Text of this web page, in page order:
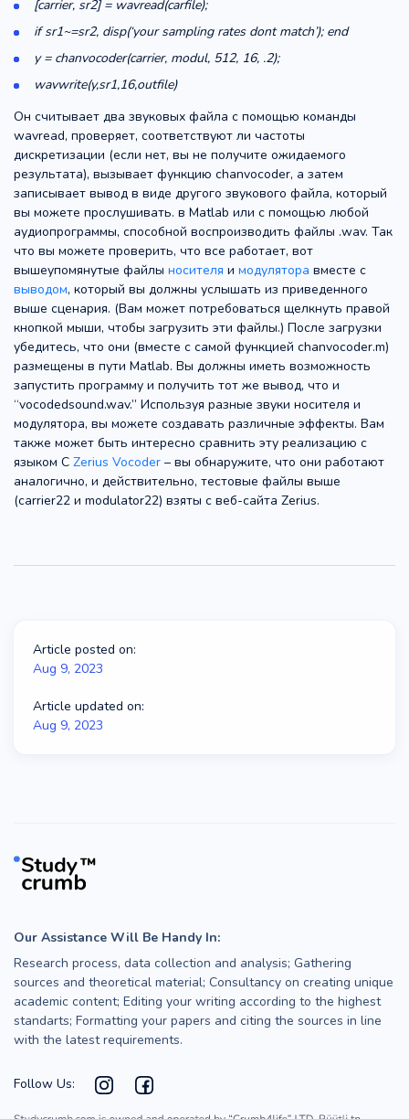
[carrier, sr2] = wavread(carfile);
if sr1~=sr2, disp(‘your sampling rates dont match’); end
y = chanvocoder(carrier, modul, 512, 16, .2);
wavwrite(y,sr1,16,outfile)
Он считывает два звуковых файла с помощью команды
wavread, проверяет, соответствуют ли частоты
дискретизации (если нет, вы не получите ожидаемого
результата), вызывает функцию chanvocoder, а затем
записывает вывод в виде другого звукового файла, который
вы можете прослушивать. в Matlab или с помощью любой
аудиопрограммы, способной воспроизводить файлы .wav. Так
что вы можете проверить, что все работает, вот
вышеупомянутые файлы носителя и модулятора вместе с
выводом, который вы должны услышать из приведенного
выше сценария. (Вам может потребоваться щелкнуть правой
кнопкой мыши, чтобы загрузить эти файлы.) После загрузки
убедитесь, что они (вместе с самой функцией chanvocoder.m)
размещены в пути Matlab. Вы должны иметь возможность
запустить программу и получить тот же вывод, что и
“vocodedsound.wav.” Используя разные звуки носителя и
модулятора, вы можете создавать различные эффекты. Вам
также может быть интересно сравнить эту реализацию с
языком C Zerius Vocoder – вы обнаружите, что они работают
аналогично, и действительно, тестовые файлы выше
(carrier22 и modulator22) взяты с веб-сайта Zerius.
Article posted on:
Aug 9, 2023
Article updated on:
Aug 9, 2023
Our Assistance Will Be Handy In:
Research process, data collection and analysis; Gathering
sources and theoretical material; Consultancy on creating unique
academic content; Editing your writing according to the highest
standarts; Formatting your papers and citing the sources in line
with the latest requirements.
Follow Us: